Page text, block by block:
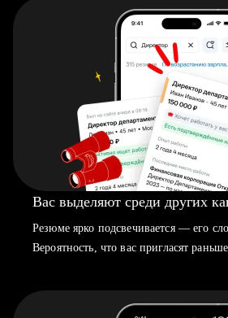
Вас выделяют среди других
Резюме ярко подсвечивается — его
Вероятность, что вас пригласят